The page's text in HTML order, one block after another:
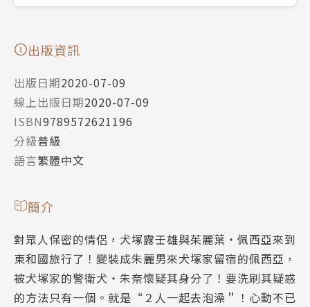
出版資訊
出版日期2020-07-09
線上出版日期2020-07-09
ISBN9789572621196
分級普級
語言繁體中文
簡介
對眾人保密的情侶，犬塚露壬雄與茱麗葉‧佩西亞來到
東和國旅行了！變裝成朱麗男來犬塚家留宿的佩西亞，
被犬塚家的警衛犬‧朱奈懷疑其身分了！要洗刷其疑惑
的方法只有一個。就是“２人一起去泡澡＂！心動不已